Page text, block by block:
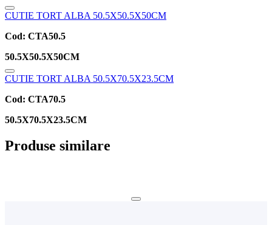
CUTIE TORT ALBA 50.5X50.5X50CM
Cod: CTA50.5
50.5X50.5X50CM
CUTIE TORT ALBA 50.5X70.5X23.5CM
Cod: CTA70.5
50.5X70.5X23.5CM
Produse similare